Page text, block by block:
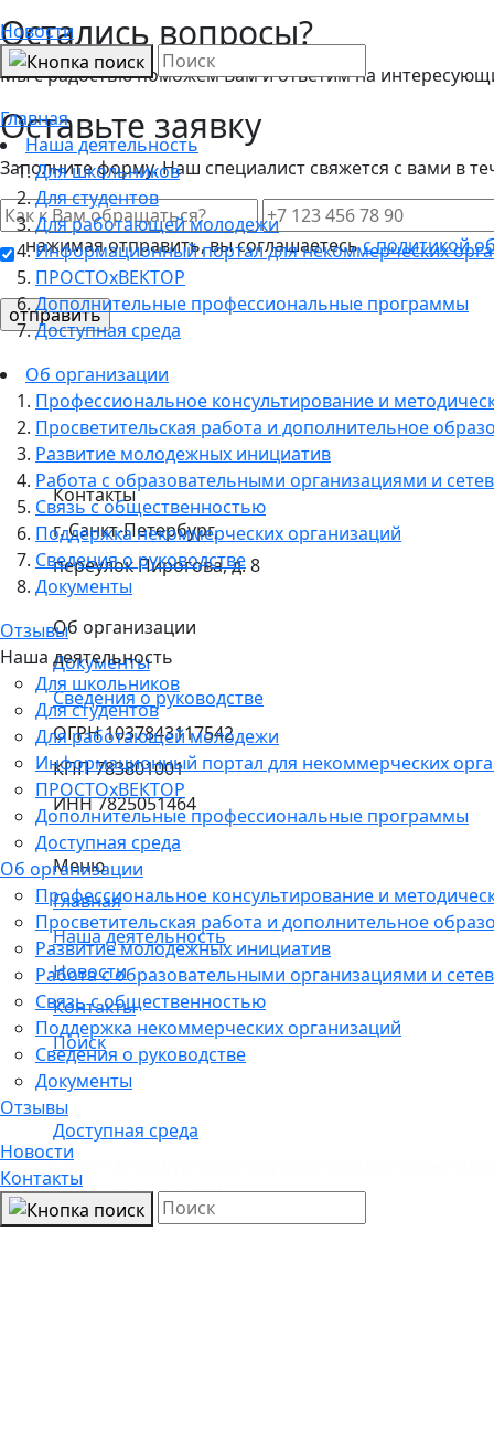
Новости
Главная
Наша деятельность
Для школьников
Для студентов
Для работающей молодежи
Информационный портал для некоммерческих
ПРОСТОхВЕКТОР
Дополнительные профессиональные программы
Доступная среда
Об организации
Профессиональное консультирование и
Просветительская работа и дополнительное
Развитие молодежных инициатив
Работа с образовательными организациями и
Связь с общественностью
Поддержка некоммерческих организаций
Сведения о руководстве
Документы
Отзывы
Наша деятельность
Для школьников
Для студентов
Для работающей молодежи
Информационный портал для некоммерческих
ПРОСТОхВЕКТОР
Дополнительные профессиональные программы
Доступная среда
Об организации
Профессиональное консультирование и
Просветительская работа и дополнительное
Развитие молодежных инициатив
Работа с образовательными организациями и
Связь с общественностью
Поддержка некоммерческих организаций
Сведения о руководстве
Документы
Отзывы
Новости
Контакты
Остались вопросы?
Мы с радостью поможем Вам и ответим на
Оставьте заявку
Заполните форму. Наш специалист свяжется с вами в
нажимая отправить, вы соглашаетесьс политикой
Контакты
г. Санкт-Петербург,
переулок Пирогова, д. 8
Об организации
Документы
Сведения о руководстве
ОГРН 1037843117542
КПП 783801001
ИНН 7825051464
Меню
Главная
Наша деятельность
Новости
Контакты
Поиск
Доступная среда
Санкт-Петербургское государственное
инициатив «ВЕКТОР»